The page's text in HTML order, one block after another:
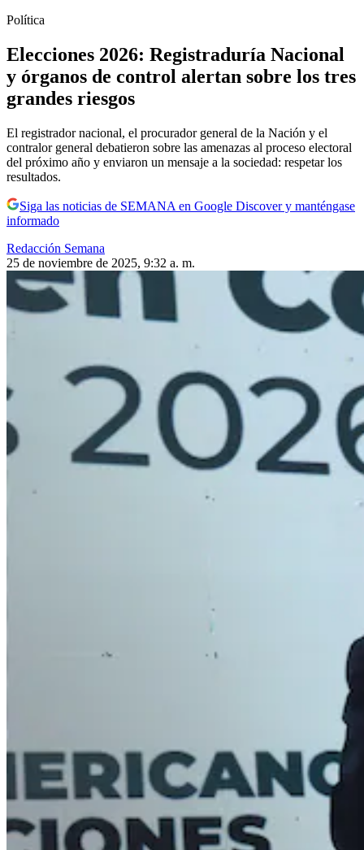
Política
Elecciones 2026: Registraduría Nacional
y órganos de control alertan sobre los tres
grandes riesgos
El registrador nacional, el procurador general de la Nación y el
contralor general debatieron sobre las amenazas al proceso electoral
del próximo año y enviaron un mensaje a la sociedad: respetar los
resultados.
Siga las noticias de SEMANA en Google Discover y manténgase
informado
Redacción Semana
25 de noviembre de 2025, 9:32 a. m.